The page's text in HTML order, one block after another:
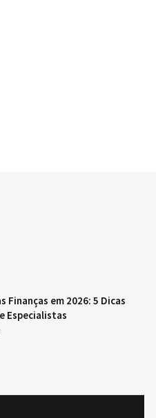
Finanças em 2026: 5 Dicas
Especialistas